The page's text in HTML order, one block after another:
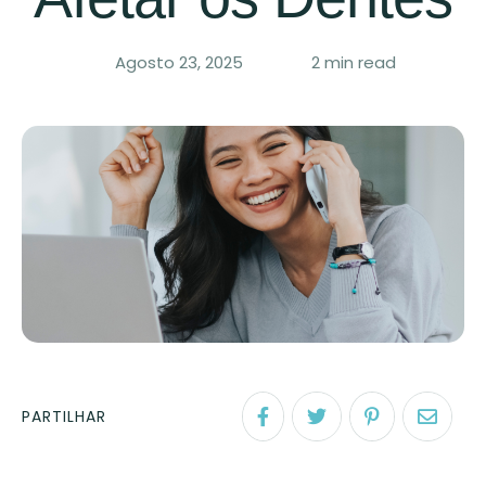
Agosto 23, 2025 2 min read
PARTILHAR